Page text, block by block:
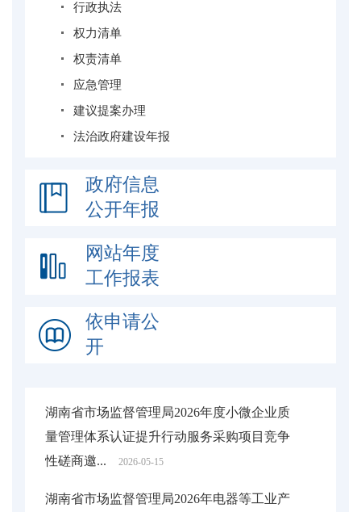
行政执法
权力清单
权责清单
应急管理
建议提案办理
法治政府建设年报
政府信息
公开年报
网站年度
工作报表
依申请公
开
湖南省市场监督管理局2026年度小微企业质
量管理体系认证提升行动服务采购项目竞争
性磋商邀...
2026-05-15
湖南省市场监督管理局2026年电器等工业产